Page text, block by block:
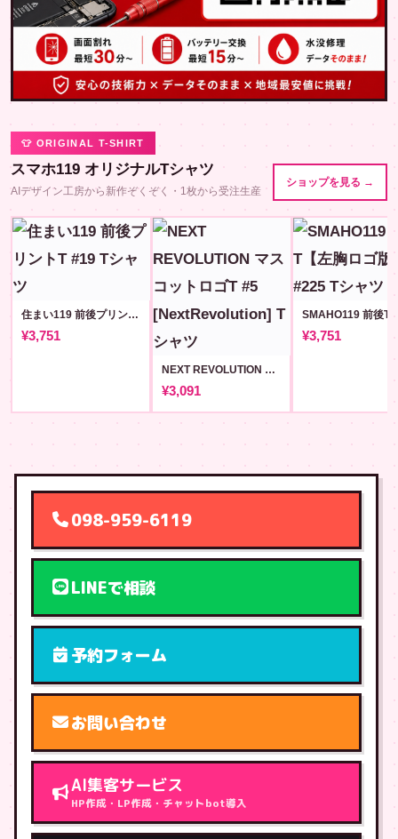
👕 ORIGINAL T-SHIRT
スマホ119 オリジナルTシャツ
AIデザイン工房から新作ぞくぞく・1枚から受注生産
ショップを見る →
住まい119 前後プリントT #19
¥3,751
NEXT REVOLUTION マスコットロゴT #5 [NextRevolution]
¥3,091
¥3,751
098-959-6119
LINEで相談
予約フォーム
お問い合わせ
AI集客サービス
HP作成・LP作成・チャットbot導入